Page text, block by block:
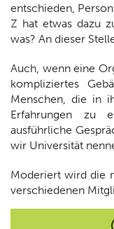
entschieden,
Z hat etwas dazu
was? An dieser
Auch, wenn eine
kompliziertes
Menschen, die in
Erfahrungen zu
ausführliche
wir Universität
Moderiert wird die
verschiedenen